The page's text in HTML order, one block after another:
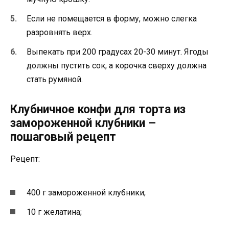
Если не помещается в форму, можно слегка
разровнять верх.
Выпекать при 200 градусах 20-30 минут. Ягоды
должны пустить сок, а корочка сверху должна
стать румяной.
Клубничное конфи для торта из
замороженной клубники –
пошаговый рецепт
Рецепт:
400 г замороженной клубники;
10 г желатина;